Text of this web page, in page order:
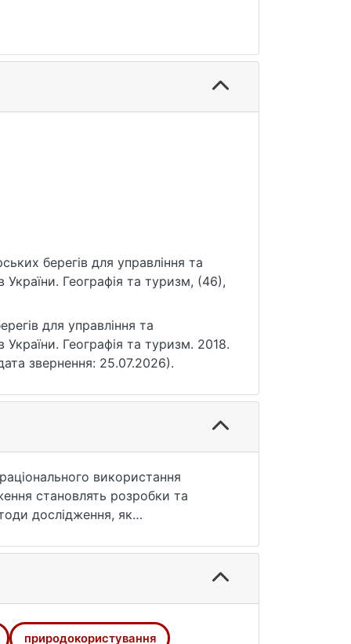
берегів для управління та
України. Географія та туризм, (46),
для управління та
Географія та туризм. 2018.
звернення: 25.07.2026).
використання
становлять розробки та
дослідження, як
Запропоновано та обґрунтовано
природного середовища в
кадастру морських берегів, які є
чином, кадастр являє собою
діяльністю для гармонізації
природокористування